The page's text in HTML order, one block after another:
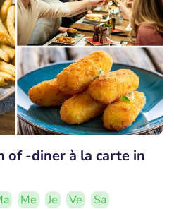
of -diner à la carte in
Me Je Ve
Sa